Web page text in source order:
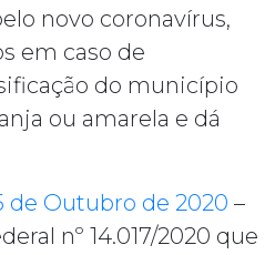
novo coronavírus,
em caso de
do município
ou amarela e dá
de Outubro de 2020 –
nº 14.017/2020 que